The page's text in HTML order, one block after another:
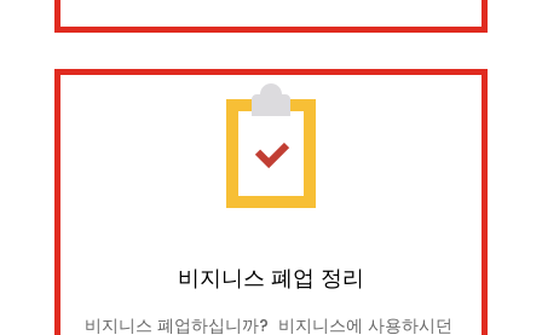
비지니스 폐업 정리
비지니스 폐업하십니까? 비지니스에 사용하시던